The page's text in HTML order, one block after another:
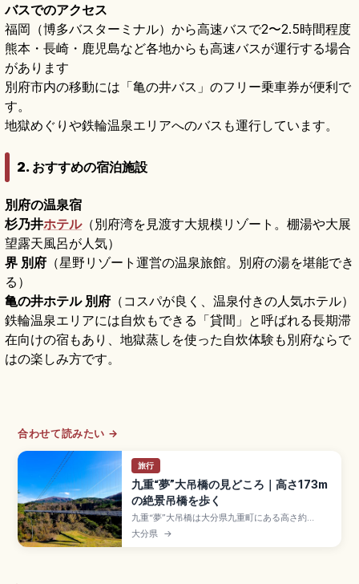
バスでのアクセス
福岡（博多バスターミナル）から高速バスで2〜2.5時間程度
熊本・長崎・鹿児島など各地からも高速バスが運行する場合
があります
別府市内の移動には「亀の井バス」のフリー乗車券が便利で
す。
地獄めぐりや鉄輪温泉エリアへのバスも運行しています。
2. おすすめの宿泊施設
別府の温泉宿
杉乃井ホテル（別府湾を見渡す大規模リゾート。棚湯や大展
望露天風呂が人気）
界 別府 （星野リゾート運営の温泉旅館。別府の湯を堪能でき
る）
亀の井ホテル 別府 （コスパが良く、温泉付きの人気ホテル）
鉄輪温泉エリアには自炊もできる「貸間」と呼ばれる長期滞
在向けの宿もあり、地獄蒸しを使った自炊体験も別府ならで
はの楽しみ方です。
合わせて読みたい →
旅行
九重“夢”大吊橋の見どころ｜高さ173m
の絶景吊橋を歩く
九重“夢”大吊橋は大分県九重町にある高さ約
173m・全長約390mの歩行者専用大吊橋で、渓谷
美と四季折々の景色を楽しめるスポット。橋上か
大分県 →